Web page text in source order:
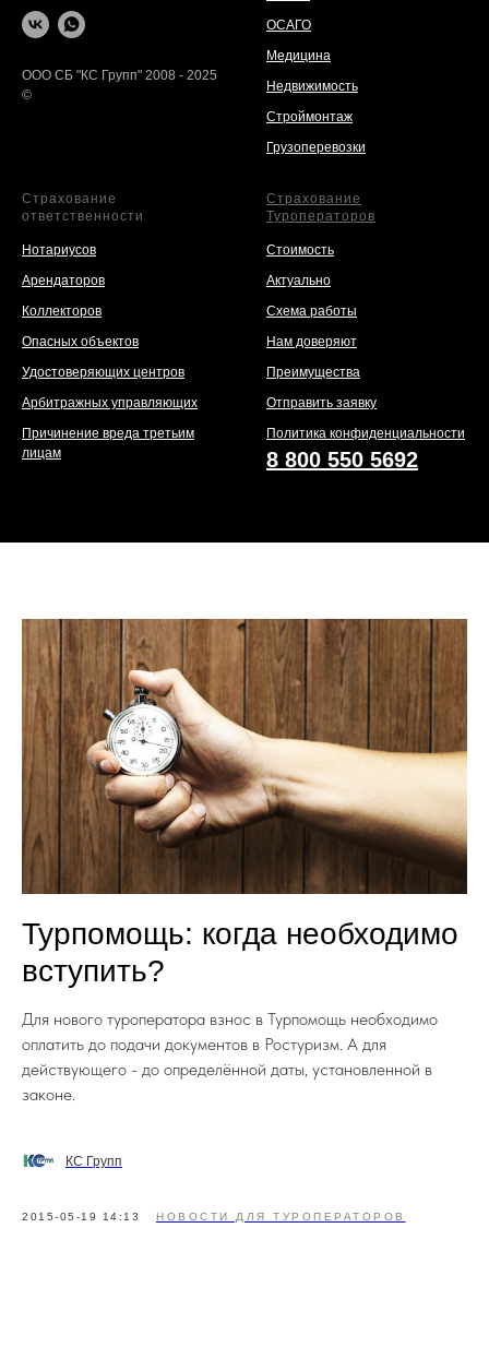
ООО СБ "КС Групп" 2008 - 2025
©
ОСАГО
Медицина
Недвижимость
Строймонтаж
Грузоперевозки
Страхование
ответственности
Нотариусов
Арендаторов
Коллекторов
Опасных объектов
Удостоверяющих центров
Арбитражных управляющих
Причинение вреда третьим
лицам
Страхование
Туроператоров
Стоимость
Актуально
Схема работы
Нам доверяют
Преимущества
Отправить заявку
Политика конфиденциальности
8 800 550 5692
Турпомощь: когда необходимо
вступить?
Для нового туроператора взнос в Турпомощь необходимо
оплатить до подачи документов в Ростуризм. А для
действующего - до определённой даты, установленной в
законе.
КС Групп
2015-05-19 14:13 НОВОСТИ ДЛЯ ТУРОПЕРАТОРОВ